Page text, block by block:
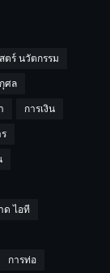
ตร์ นวัตกรรม
ศล
การเงิน
ด ไอที
การท่อ